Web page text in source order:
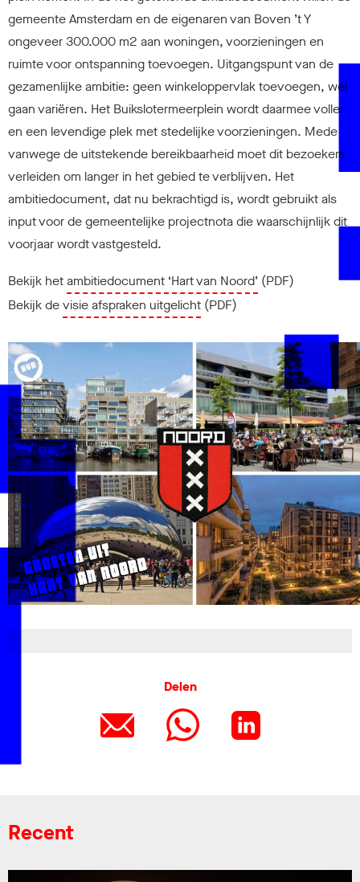
gemeente Amsterdam en de eigenaren van Boven ’t Y
ongeveer 300.000 m2 aan woningen, voorzieningen en
ruimte voor ontspanning toevoegen. Uitgangspunt van de
gezamenlijke ambitie: geen winkeloppervlak toevoegen, wél
gaan variëren. Het Buikslotermeerplein wordt daarmee voller
en een levendige plek met stedelijke voorzieningen. Mede
vanwege de uitstekende bereikbaarheid moet dit bezoekers
verleiden om langer in het gebied te verblijven. Het
ambitiedocument, dat nu bekrachtigd is, wordt gebruikt als
input voor de gemeentelijke projectnota die waarschijnlijk dit
voorjaar wordt vastgesteld.
Bekijk hetambitiedocument ‘Hart van Noord’ (PDF)
Bekijk devisie afspraken uitgelicht (PDF)
Delen
Recent